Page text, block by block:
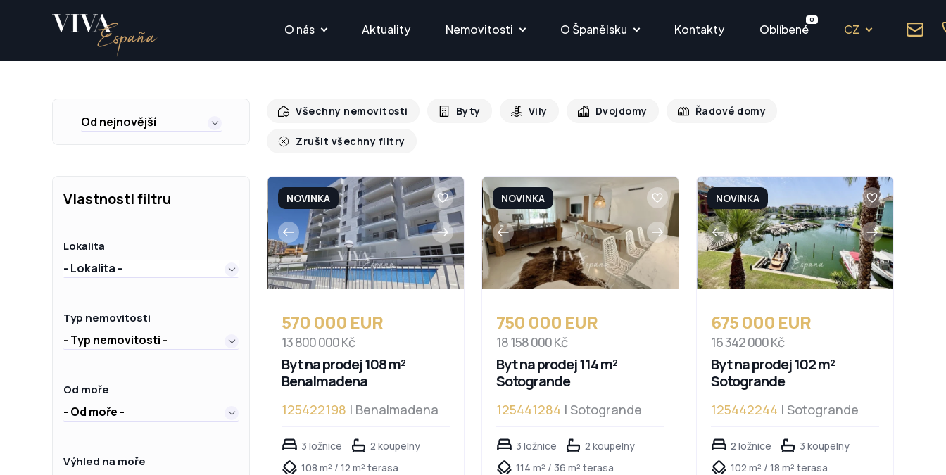
O nás Aktuality Nemovitosti O Španělsku Kontakty Oblíbené
0
CZ
Od nejnovější
Všechny nemovitosti Byty Vily Dvojdomy Řadové domy
Zrušit všechny filtry
Vlastnosti filtru
Lokalita
- Lokalita -
Typ nemovitosti
- Typ nemovitosti -
Od moře
- Od moře -
Výhled na moře
NOVINKA
570 000 EUR
13 800 000 Kč
Byt na prodej 108 m²
Benalmadena
125422198 | Benalmadena
3 ložnice
2 koupelny
108 m² / 12 m² terasa
NOVINKA
750 000 EUR
18 158 000 Kč
Byt na prodej 114 m²
Sotogrande
125441284 | Sotogrande
3 ložnice
2 koupelny
114 m² / 36 m² terasa
NOVINKA
675 000 EUR
16 342 000 Kč
Byt na prodej 102 m²
Sotogrande
125442244 | Sotogrande
2 ložnice
3 koupelny
102 m² / 18 m² terasa